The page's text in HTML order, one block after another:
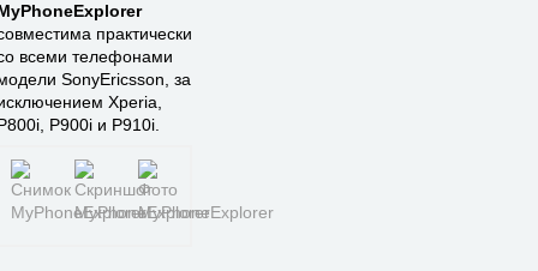
практически
всеми телефонами
SonyEricsson, за
Xperia,
P900i и P910i.